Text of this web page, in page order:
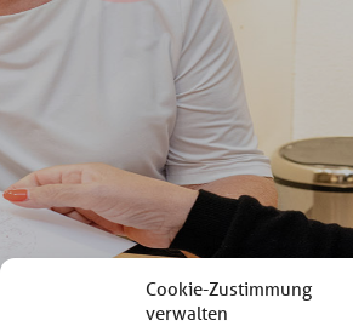
Cookie-Zustimmung
verwalten
Brillen Müller & Hörakustik
Markt 12 | 56812 Cochem
Tel. (02671) 98750